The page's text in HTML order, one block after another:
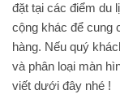
đặt tại các điểm du
cộng khác để cung
hàng. Nếu quý
và phân loại màn
viết dưới đây nhé !